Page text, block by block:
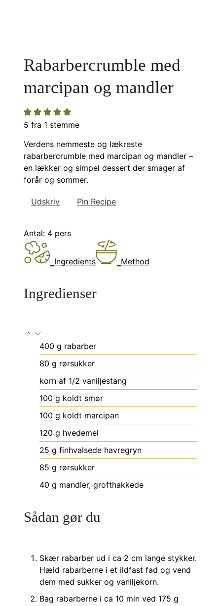
Rabarbercrumble med
marcipan og mandler
5 fra 1 stemme
Verdens nemmeste og lækreste
rabarbercrumble med marcipan og mandler –
en lækker og simpel dessert der smager af
forår og sommer.
Udskriv Pin Recipe
Antal: 4 pers
Ingredients Method
Ingredienser
400 g rabarber
80 g rørsukker
korn af 1/2 vaniljestang
100 g koldt smør
100 g koldt marcipan
120 g hvedemel
25 g finhvalsede havregryn
85 g rørsukker
40 g mandler, grofthakkede
Sådan gør du
Skær rabarber ud i ca 2 cm lange stykker.
Hæld rabarberne i et ildfast fad og vend
dem med sukker og vaniljekorn.
Bag rabarberne i ca 10 min ved 175 g